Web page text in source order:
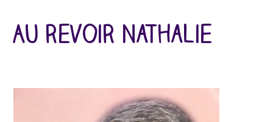
Au revoir Nathalie